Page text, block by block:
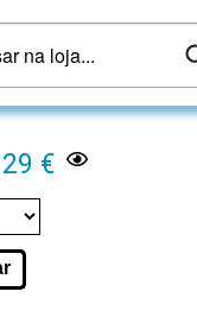
29 €